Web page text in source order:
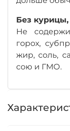
Без курицы,
Не
горох,
жир, соль,
сою и ГМО.